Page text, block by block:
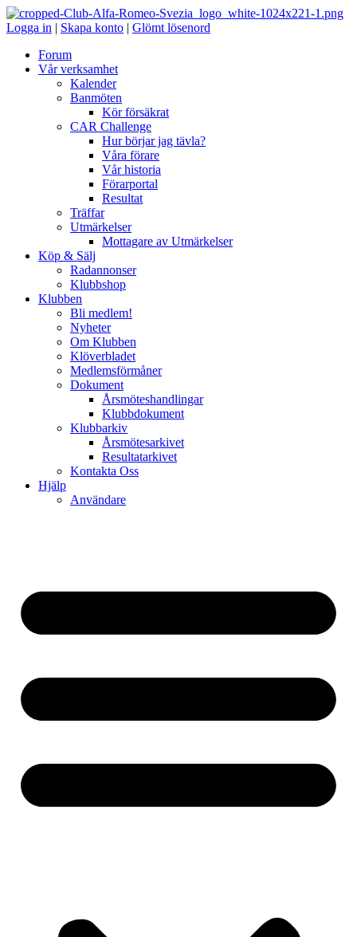
Logga in | Skapa konto | Glömt lösenord
Forum
Vår verksamhet
Kalender
Banmöten
Kör försäkrat
CAR Challenge
Hur börjar jag tävla?
Våra förare
Vår historia
Förarportal
Resultat
Träffar
Utmärkelser
Mottagare av Utmärkelser
Köp & Sälj
Radannonser
Klubbshop
Klubben
Bli medlem!
Nyheter
Om Klubben
Klöverbladet
Medlemsförmåner
Dokument
Årsmöteshandlingar
Klubbdokument
Klubbarkiv
Årsmötesarkivet
Resultatarkivet
Kontakta Oss
Hjälp
Användare